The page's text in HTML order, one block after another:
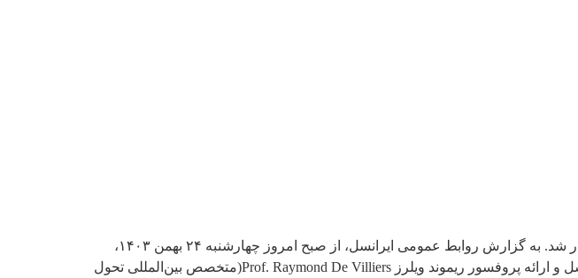
کارگاه تخصصی «تصمیم‌گیری داده‌محور با هوش مصنوعی»، با حضور مدیران ایرانسل، برگزار شد. به گزارش روابط عمومی ایرانسل، از صبح امروز چهارشنبه ۲۴ بهمن ۱۴۰۳،
کارگاه تخصصی یک روزه «تصمیم‌گیری داده‌محور با هوش مصنوعی»، با حضور مدیران ایرانسل و ارائه پروفسور ریموند ویلرز Prof. Raymond De Villiers(متخصص بین‌المللی تحول